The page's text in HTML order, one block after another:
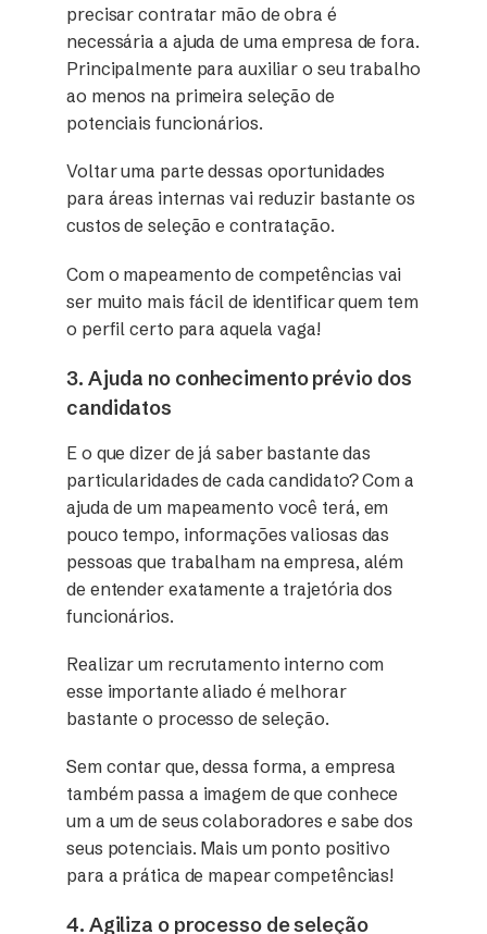
precisar contratar mão de obra é
necessária a ajuda de uma empresa de fora.
Principalmente para auxiliar o seu trabalho
ao menos na primeira seleção de
potenciais funcionários.
Voltar uma parte dessas oportunidades
para áreas internas vai reduzir bastante os
custos de seleção e contratação.
Com o mapeamento de competências vai
ser muito mais fácil de identificar quem tem
o perfil certo para aquela vaga!
3. Ajuda no conhecimento prévio dos
candidatos
E o que dizer de já saber bastante das
particularidades de cada candidato? Com a
ajuda de um mapeamento você terá, em
pouco tempo, informações valiosas das
pessoas que trabalham na empresa, além
de entender exatamente a trajetória dos
funcionários.
Realizar um recrutamento interno com
esse importante aliado é melhorar
bastante o processo de seleção.
Sem contar que, dessa forma, a empresa
também passa a imagem de que conhece
um a um de seus colaboradores e sabe dos
seus potenciais. Mais um ponto positivo
para a prática de mapear competências!
4. Agiliza o processo de seleção